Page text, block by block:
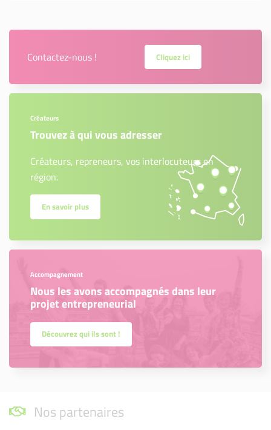
Contactez-nous ! Cliquez ici
Créateurs
Trouvez à qui vous adresser
Créateurs, repreneurs, vos interlocuteurs en
région.
En savoir plus
Accompagnement
Nous les avons accompagnés dans leur
projet entrepreneurial
Découvrez qui ils sont !
Nos partenaires